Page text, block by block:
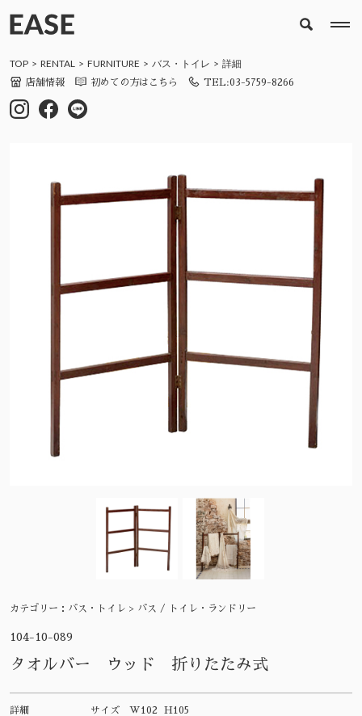
TOP RENTAL FURNITURE バス・トイレ 詳細
店舗情報 初めての方はこちら TEL:03-5759-8266
カテゴリー： バス・トイレ > バス / トイレ・ランドリー
104-10-089
タオルバー ウッド 折りたたみ式
詳細 サイズ W102 H105